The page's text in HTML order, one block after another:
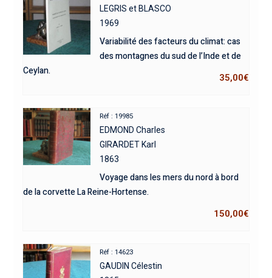
LEGRIS et BLASCO
1969
Variabilité des facteurs du climat: cas
des montagnes du sud de l’Inde et de
Ceylan.
35,00€
Réf : 19985
EDMOND Charles
GIRARDET Karl
1863
Voyage dans les mers du nord à bord
de la corvette La Reine-Hortense.
150,00€
Réf : 14623
GAUDIN Célestin